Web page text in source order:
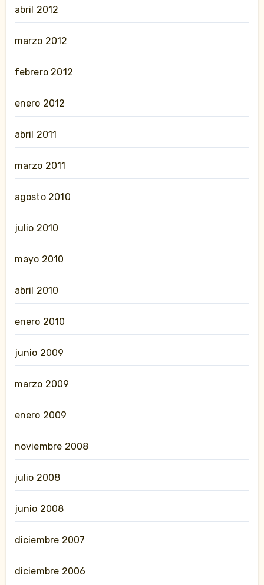
abril 2012
marzo 2012
febrero 2012
enero 2012
abril 2011
marzo 2011
agosto 2010
julio 2010
mayo 2010
abril 2010
enero 2010
junio 2009
marzo 2009
enero 2009
noviembre 2008
julio 2008
junio 2008
diciembre 2007
diciembre 2006